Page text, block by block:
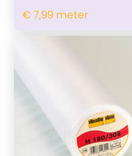
€ 7,99 meter